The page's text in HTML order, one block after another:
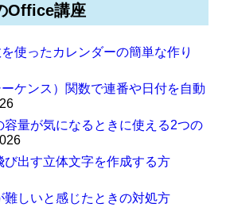
Office講座
使ったカレンダーの簡単な作り
ケンス）関数で連番や日付を自動
容量が気になるときに使える2つの
び出す立体文字を作成する方
難しいと感じたときの対処方